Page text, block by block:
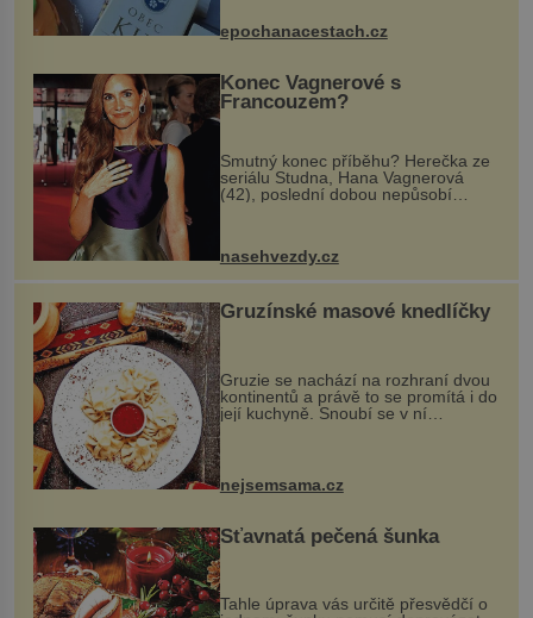
epochanacestach.cz
Konec Vagnerové s
Francouzem?
Smutný konec příběhu? Herečka ze
seriálu Studna, Hana Vagnerová
(42), poslední dobou nepůsobí
nasehvezdy.cz
Gruzínské masové knedlíčky
Gruzie se nachází na rozhraní dvou
kontinentů a právě to se promítá i do
její kuchyně. Snoubí se v ní
evropské a asijské chutě a díky tomu
pokrmy, které rozhodně st...
nejsemsama.cz
Šťavnatá pečená šunka
Tahle úprava vás určitě přesvědčí o